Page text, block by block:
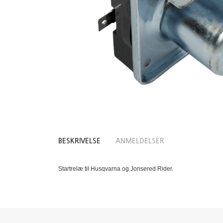
BESKRIVELSE ANMELDELSER
Startrelæ til Husqvarna og Jonsered Rider.